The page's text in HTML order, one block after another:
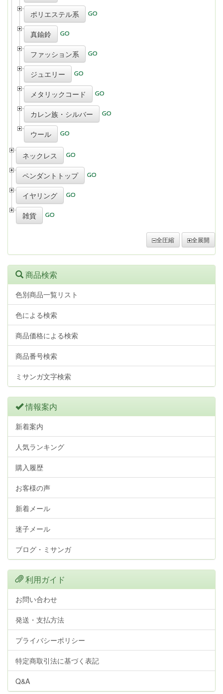
ポリエステル系
真鍮鈴
ファッション系
ジュエリー
メタリックコード
カレン族・シルバー
ウール
ネックレス
ペンダントトップ
イヤリング
雑貨
全圧縮 全展開
商品検索
色別商品一覧リスト
色による検索
商品価格による検索
商品番号検索
ミサンガ文字検索
情報案内
新着案内
人気ランキング
購入履歴
お客様の声
新着メール
迷子メール
ブログ・ミサンガ
利用ガイド
お問い合わせ
発送・支払方法
プライバシーポリシー
特定商取引法に基づく表記
Q&A